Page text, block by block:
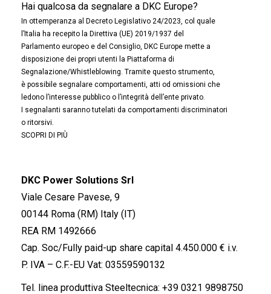
Hai qualcosa da segnalare a DKC Europe?
In ottemperanza al Decreto Legislativo 24/2023, col quale
l’Italia ha recepito la Direttiva (UE) 2019/1937 del
Parlamento europeo e del Consiglio, DKC Europe mette a
disposizione dei propri utenti la Piattaforma di
Segnalazione/Whistleblowing. Tramite questo strumento,
è possibile segnalare comportamenti, atti od omissioni che
ledono l’interesse pubblico o l’integrità dell’ente privato.
I segnalanti saranno tutelati da comportamenti discriminatori
o ritorsivi.
SCOPRI DI PIÙ
DKC Power Solutions Srl
Viale Cesare Pavese, 9
00144 Roma (RM) Italy (IT)
REA RM 1492666
Cap. Soc/Fully paid-up share capital 4.450.000 € i.v.
P. IVA – C.F.-EU Vat: 03559590132
Tel. linea produttiva Steeltecnica: +39 0321 9898750